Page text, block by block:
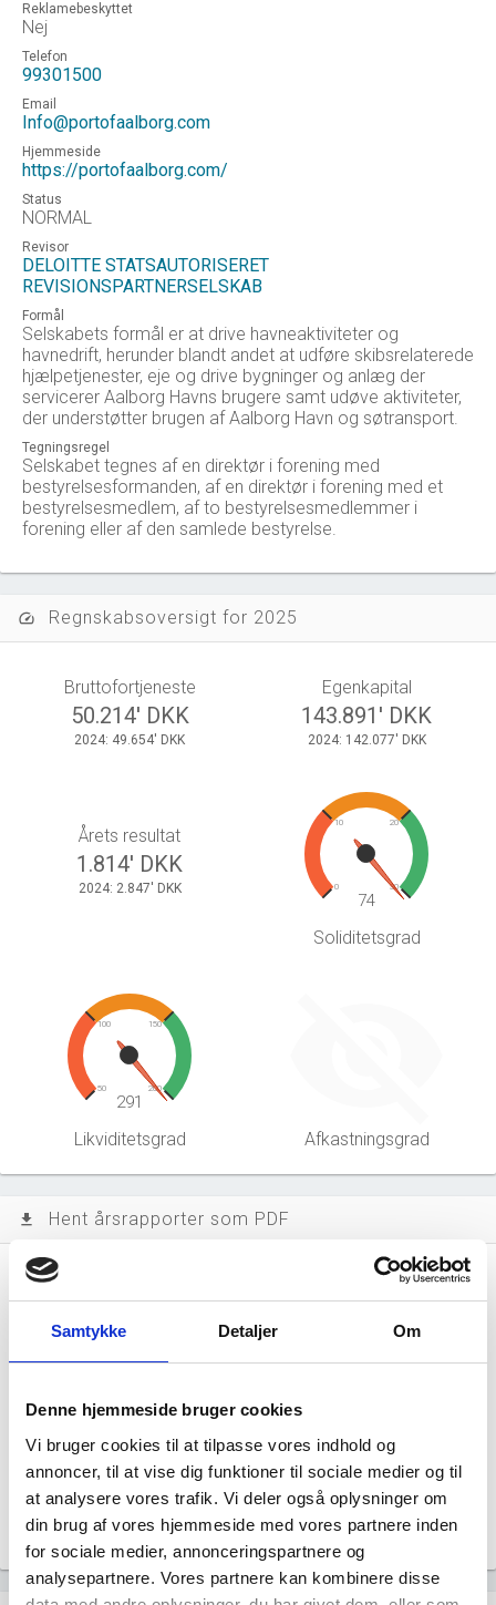
Samtykke Detaljer Om
Denne hjemmeside bruger cookies
Vi bruger cookies til at tilpasse vores indhold og
annoncer, til at vise dig funktioner til sociale medier og til
at analysere vores trafik. Vi deler også oplysninger om
din brug af vores hjemmeside med vores partnere inden
for sociale medier, annonceringspartnere og
analysepartnere. Vores partnere kan kombinere disse
Reklamebeskyttet
Nej
Telefon
99301500
Email
Info@portofaalborg.com
Hjemmeside
https://portofaalborg.com/
Status
NORMAL
Revisor
DELOITTE STATSAUTORISERET
REVISIONSPARTNERSELSKAB
Formål
Selskabets formål er at drive havneaktiviteter og
havnedrift, herunder blandt andet at udføre skibsrelaterede
hjælpetjenester, eje og drive bygninger og anlæg der
servicerer Aalborg Havns brugere samt udøve aktiviteter,
der understøtter brugen af Aalborg Havn og søtransport.
Tegningsregel
Selskabet tegnes af en direktør i forening med
bestyrelsesformanden, af en direktør i forening med et
bestyrelsesmedlem, af to bestyrelsesmedlemmer i
forening eller af den samlede bestyrelse.
speed Regnskabsoversigt for 2025
Bruttofortjeneste
50.214' DKK
2024: 49.654' DKK
Egenkapital
143.891' DKK
2024: 142.077' DKK
Årets resultat
1.814' DKK
2024: 2.847' DKK 0
10 20
30
74
Soliditetsgrad
50
100 150
200
291
Likviditetsgrad Afkastningsgrad
file_download Hent årsrapporter som PDF
Årsrapporten 2025-12 file_download
Årsrapporten 2024-12
Årsrapporten 2023-12
Årsrapporten 2022-12
Årsrapporten 2021-12 file_download